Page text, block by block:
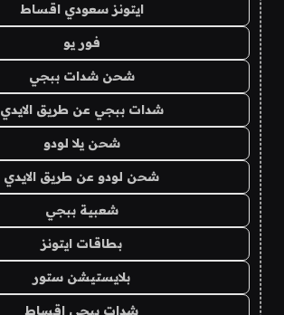
ايتونز سعودي اقساط
فور يو
شحن شدات ببجي
شدات ببجي عن طريق الايدي
شحن يلا لودو
شحن لودو عن طريق الايدي
شعبية ببجي
بطاقات ايتونز
بلايستيشن ستور
شدات ببجي اقساط